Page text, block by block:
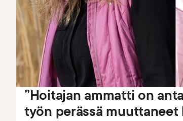
i
e
t
u
s
”Hoitajan ammatti on
työn perässä